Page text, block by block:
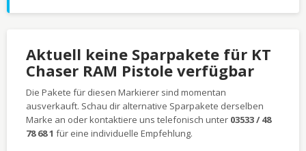
Aktuell keine Sparpakete für KT
Chaser RAM Pistole verfügbar
Die Pakete für diesen Markierer sind momentan
ausverkauft. Schau dir alternative Sparpakete derselben
Marke an oder kontaktiere uns telefonisch unter 03533 / 48
78 68 1 für eine individuelle Empfehlung.